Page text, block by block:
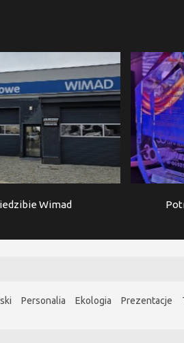
Wimad
Personalia Ekologia Prezentacje